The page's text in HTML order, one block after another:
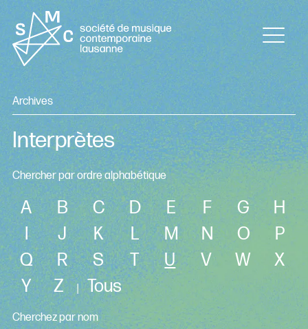
Archives
Interprètes
Chercher par ordre alphabétique
A B C D E F G
H
I
J K L M N O
P
Q
R S T U V W
X
Y
Z | Tous
Cherchez par nom